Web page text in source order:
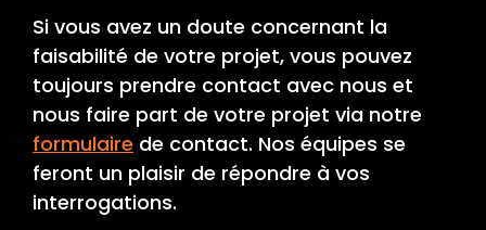
Si vous avez un doute concernant la
faisabilité de votre projet, vous pouvez
toujours prendre contact avec nous et
nous faire part de votre projet via notre
formulaire de contact. Nos équipes se
feront un plaisir de répondre à vos
interrogations.